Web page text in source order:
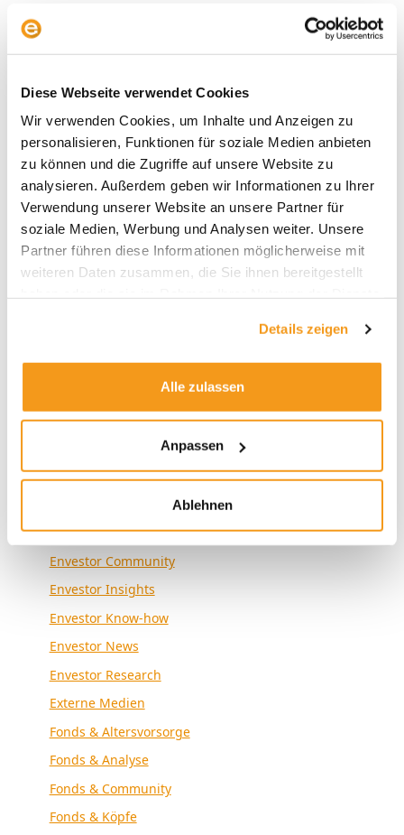
Diese Webseite verwendet Cookies
Wir verwenden Cookies, um Inhalte und Anzeigen zu
personalisieren, Funktionen für soziale Medien anbieten
zu können und die Zugriffe auf unsere Website zu
analysieren. Außerdem geben wir Informationen zu Ihrer
Verwendung unserer Website an unsere Partner für
soziale Medien, Werbung und Analysen weiter. Unsere
Partner führen diese Informationen möglicherweise mit
weiteren Daten zusammen, die Sie ihnen bereitgestellt
Details zeigen
Alle zulassen
Anpassen
Ablehnen
Archive
2026
2025
2024
2023
2022
Kategorien
Envestor Academy
Envestor Community
Envestor Insights
Envestor Know-how
Envestor News
Envestor Research
Externe Medien
Fonds & Altersvorsorge
Fonds & Analyse
Fonds & Community
Fonds & Köpfe